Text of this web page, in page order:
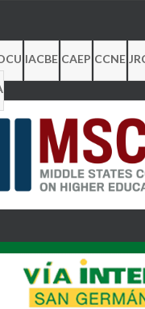
IACBE CAEP CCNE